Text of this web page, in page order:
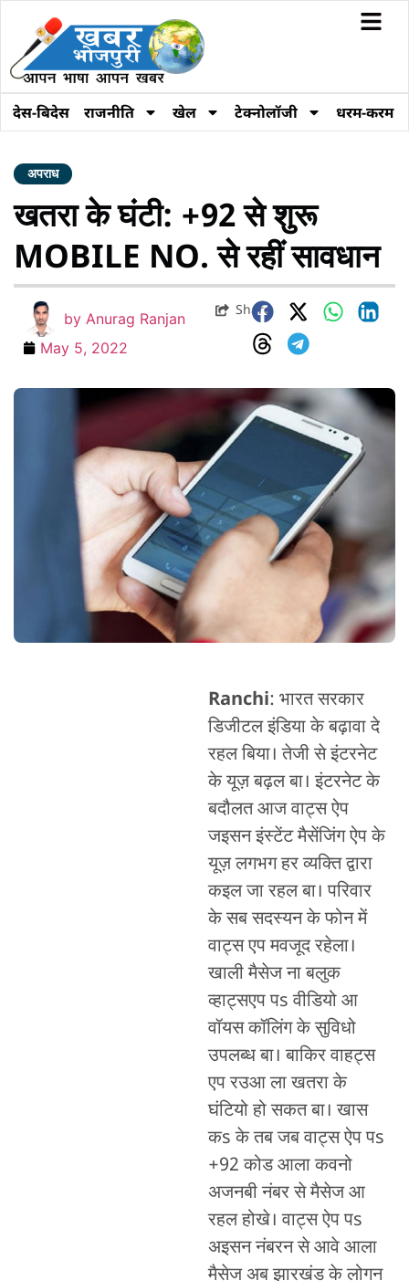
देस-बिदेस राजनीति खेल टेक्नोलॉजी धरम-करम
अपराध
खतरा के घंटी: +92 से शुरू
MOBILE NO. से रहीं सावधान
by Anurag Ranjan
May 5, 2022
Share
Ranchi: भारत सरकार
डिजीटल इंडिया के बढ़ावा दे
रहल बिया। तेजी से इंटरनेट
के यूज़ बढ़ल बा। इंटरनेट के
बदौलत आज वाट्स ऐप
जइसन इंस्टेंट मैसेंजिंग ऐप के
यूज़ लगभग हर व्यक्ति द्वारा
कइल जा रहल बा। परिवार
के सब सदस्यन के फोन में
वाट्स एप मवजूद रहेला।
खाली मैसेज ना बलुक
व्हाट्सएप पs वीडियो आ
वॉयस कॉलिंग के सुविधो
उपलब्ध बा। बाकिर वाहट्स
एप रउआ ला खतरा के
घंटियो हो सकत बा। खास
कs के तब जब वाट्स ऐप पs
+92 कोड आला कवनो
अजनबी नंबर से मैसेज आ
रहल होखे। वाट्स ऐप पs
अइसन नंबरन से आवे आला
मैसेज अब झारखंड के लोगन